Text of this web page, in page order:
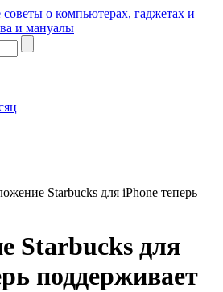
о компьютерах, гаджетах и
и мануалы
Starbucks для iPhone теперь
Starbucks для
поддерживает